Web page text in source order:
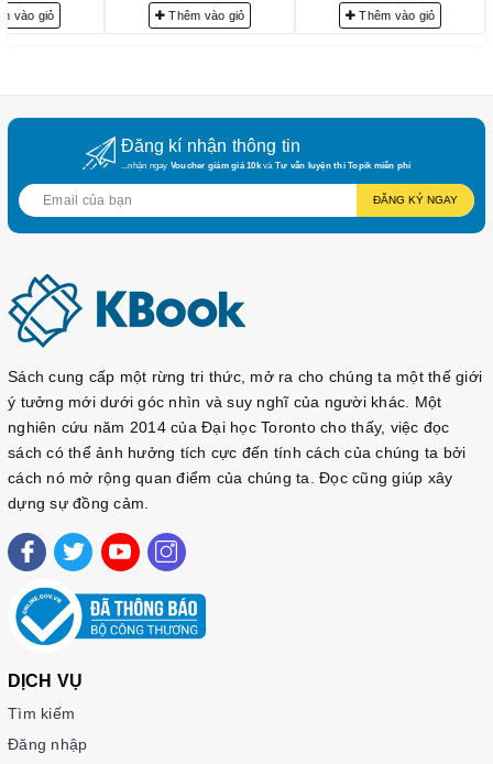
vào giỏ Thêm vào giỏ Thêm vào giỏ
Đăng kí nhận thông tin
...nhận ngay Voucher giảm giá 10kvà Tư vấn luyện thi Topik miễn phí
ĐĂNG KÝ NGAY
Sách cung cấp một rừng tri thức, mở ra cho chúng ta một thế giới
ý tưởng mới dưới góc nhìn và suy nghĩ của người khác. Một
nghiên cứu năm 2014 của Đại học Toronto cho thấy, việc đọc
sách có thể ảnh hưởng tích cực đến tính cách của chúng ta bởi
cách nó mở rộng quan điểm của chúng ta. Đọc cũng giúp xây
dựng sự đồng cảm.
DỊCH VỤ
Tìm kiếm
Đăng nhập